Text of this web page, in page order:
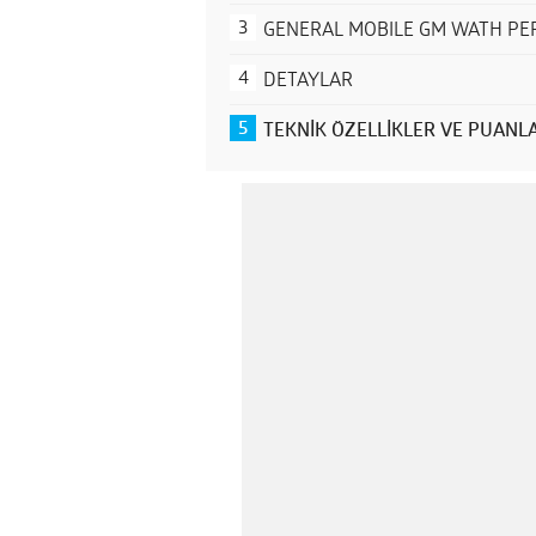
GENERAL MOBILE GM WATH
DETAYLAR
TEKNİK ÖZELLİKLER VE